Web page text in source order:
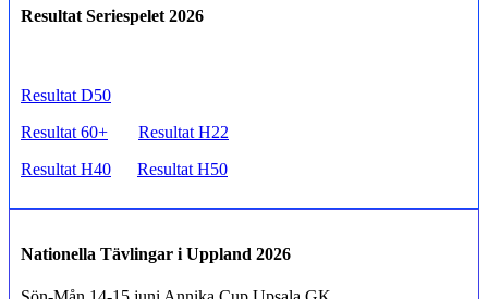
Resultat Seriespelet 2026
Resultat D50
Resultat 60+
Resultat H22
Resultat H40
Resultat H50
Nationella Tävlingar i Uppland 2026